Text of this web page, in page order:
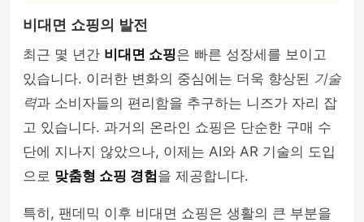
비대면 쇼핑의 발전
최근 몇 년간 비대면 쇼핑은 빠른 성장세를 보이고
있습니다. 이러한 변화의 중심에는 더욱 향상된 기술
력과 소비자들의 편리함을 추구하는 니즈가 자리 잡
고 있습니다. 과거의 온라인 쇼핑은 단순한 구매 수
단에 지나지 않았으나, 이제는 AI와 AR 기술의 도입
으로 맞춤형 쇼핑 경험을 제공합니다.
특히, 팬데믹 이후 비대면 쇼핑은 생활의 큰 부분을